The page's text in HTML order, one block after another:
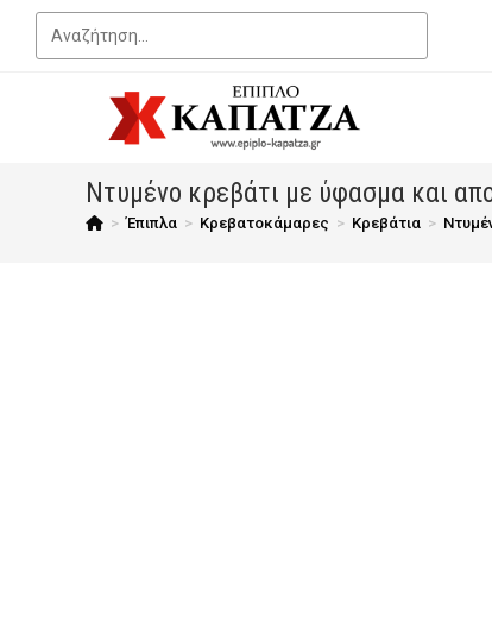
Ντυμένο κρεβάτι με ύφασμα και
> Έπιπλα > Κρεβατοκάμαρες > Κρεβάτια >